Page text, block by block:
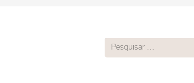
Pesquisar
por: